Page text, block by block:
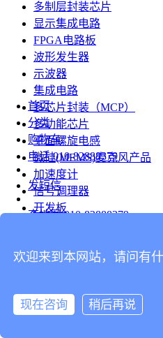
多制层封装芯片
显示集成电路
FPGA电路板
波形发生器
示波器
集成电路
多芯片封装（MCP）
多功能芯片
平面螺旋电感
微硅(MEMS)麦克风产品
加速度计
信号调理器
开发板
台式仪表
连接器
首页
分类
购物车
电话 010-82888379
发短信
查地图 010-82888379
分享
欢迎来到本网站，请问有
现在咨询 稍后再说